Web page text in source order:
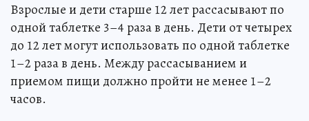
Взрослые и дети старше 12 лет рассасывают по
одной таблетке 3–4 раза в день. Дети от четырех
до 12 лет могут использовать по одной таблетке
1–2 раза в день. Между рассасыванием и
приемом пищи должно пройти не менее 1–2
часов.